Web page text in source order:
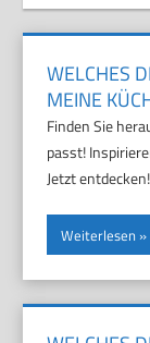
WELCHES
MEINE
Finden Sie
passt!
Jetzt entdecken!
Weiterlesen